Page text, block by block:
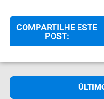
COMPARTILHE ESTE
POST: